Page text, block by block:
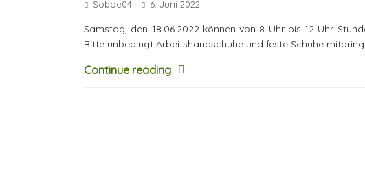
Soboe04 6. Juni 2022
Samstag, den 18.06.2022 können von 8 Uhr bis 12 Uhr
Bitte unbedingt Arbeitshandschuhe und feste Schuhe
Continue reading